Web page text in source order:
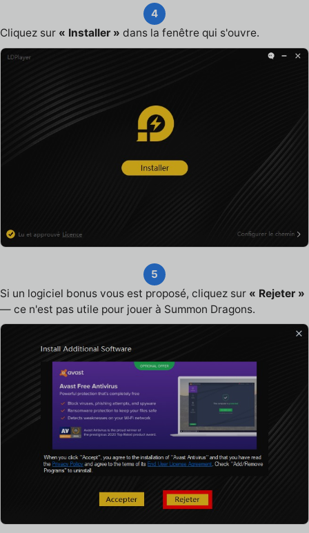
4
Cliquez sur « Installer » dans la fenêtre qui s'ouvre.
5
Si un logiciel bonus vous est proposé, cliquez sur « Rejeter »
— ce n'est pas utile pour jouer à Summon Dragons.